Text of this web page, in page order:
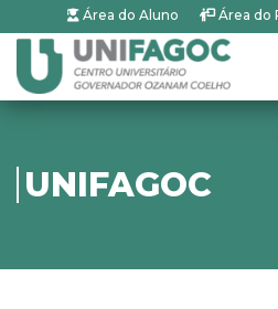
Área do Aluno Área do
UNIFAGOC